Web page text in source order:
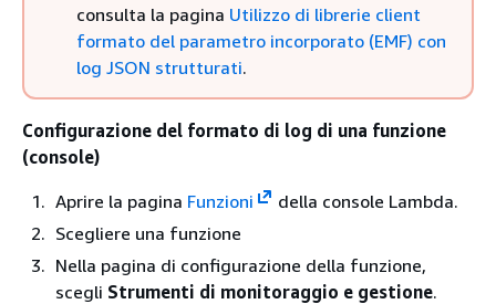
consulta la pagina Utilizzo di librerie client
formato del parametro incorporato (EMF) con
log JSON strutturati.
Configurazione del formato di log di una funzione
(console)
Aprire la pagina Funzioni
della console Lambda.
Scegliere una funzione
Nella pagina di configurazione della funzione,
scegli Strumenti di monitoraggio e gestione.